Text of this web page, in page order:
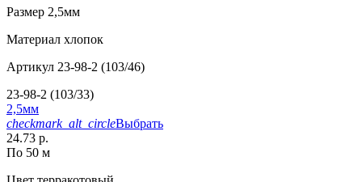
Размер 2,5мм
Материал хлопок
Артикул 23-98-2 (103/46)
23-98-2 (103/33)
2,5мм
checkmark_alt_circleВыбрать
24.73 р.
По 50 м